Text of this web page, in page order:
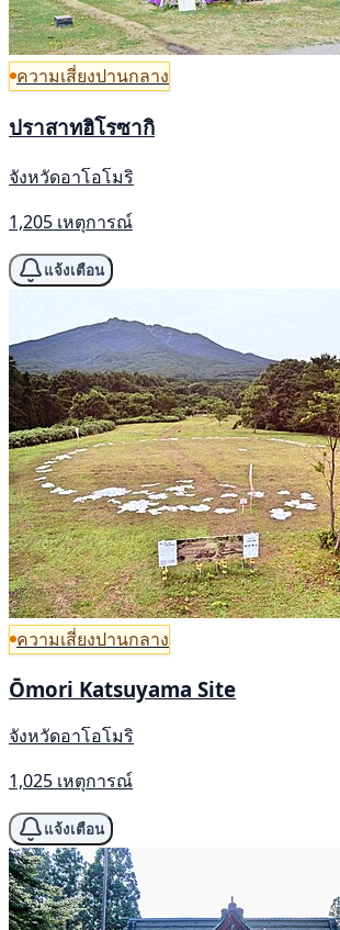
ความเสี่ยงปานกลาง
ปราสาทฮิโรซากิ
จังหวัดอาโอโมริ
1,205 เหตุการณ์
แจ้งเตือน
ความเสี่ยงปานกลาง
Ōmori Katsuyama Site
จังหวัดอาโอโมริ
1,025 เหตุการณ์
แจ้งเตือน